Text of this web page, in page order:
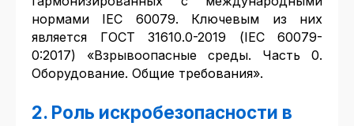
нормами IEC 60079. Ключевым из них
является ГОСТ 31610.0-2019 (IEC 60079-
0:2017) «Взрывоопасные среды. Часть 0.
Оборудование. Общие требования».
2. Роль искробезопасности в